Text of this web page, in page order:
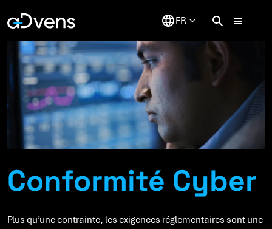
au
Conformité Cyber
Plus qu’une contrainte, les exigences réglementaires sont une